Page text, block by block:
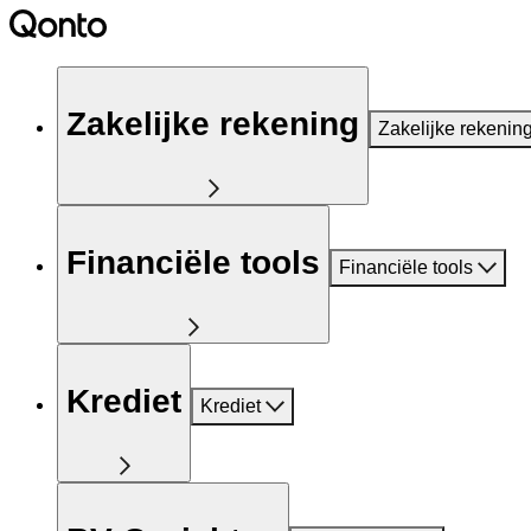
Zakelijke rekening Zakelijke
Financiële tools Financiële tools
Krediet Krediet